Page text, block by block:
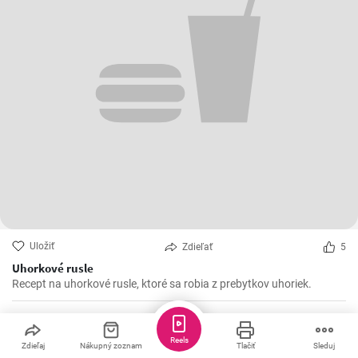
Uložiť Zdieľať 5
Uhorkové rusle
Recept na uhorkové rusle, ktoré sa robia z prebytkov uhoriek.
Veggie_spajza
Zdieľaj Nákupný zoznam Tlačiť Sleduj
Reels